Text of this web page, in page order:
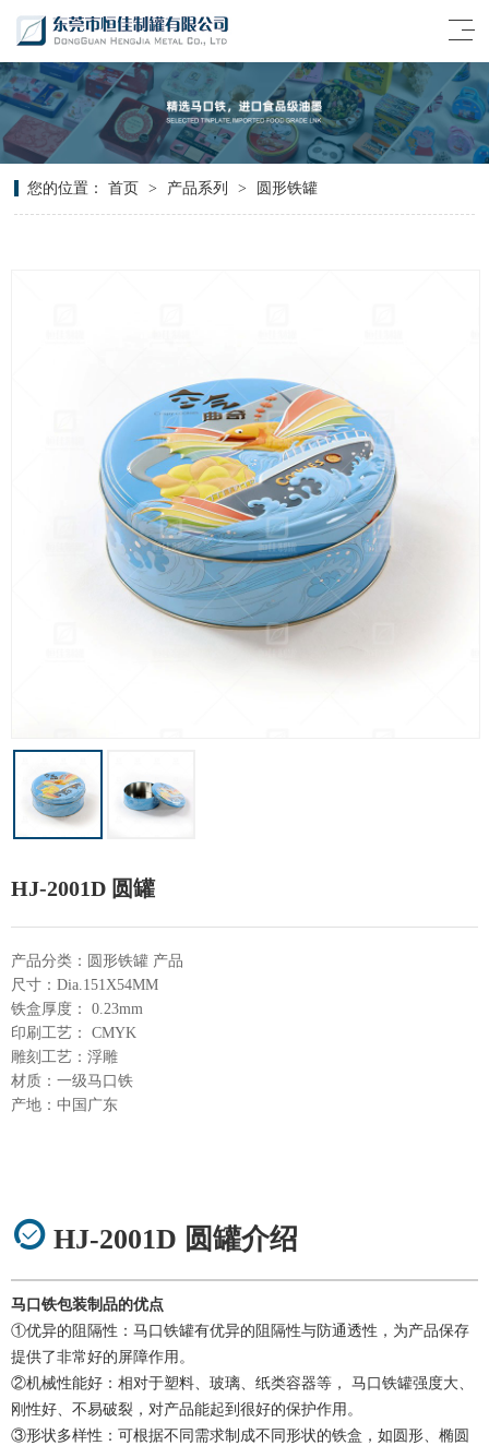
您的位置：首页 > 产品系列 > 圆形铁罐
HJ-2001D 圆罐
产品分类：圆形铁罐 产品
尺寸：Dia.151X54MM
铁盒厚度： 0.23mm
印刷工艺： CMYK
雕刻工艺：浮雕
材质：一级马口铁
产地：中国广东
HJ-2001D 圆罐介绍
马口铁包装制品的优点
①优异的阻隔性：马口铁罐有优异的阻隔性与防通透性，为产品保存
提供了非常好的屏障作用。
②机械性能好：相对于塑料、玻璃、纸类容器等， 马口铁罐强度大、
刚性好、不易破裂，对产品能起到很好的保护作用。
③形状多样性：可根据不同需求制成不同形状的铁盒，如圆形、椭圆